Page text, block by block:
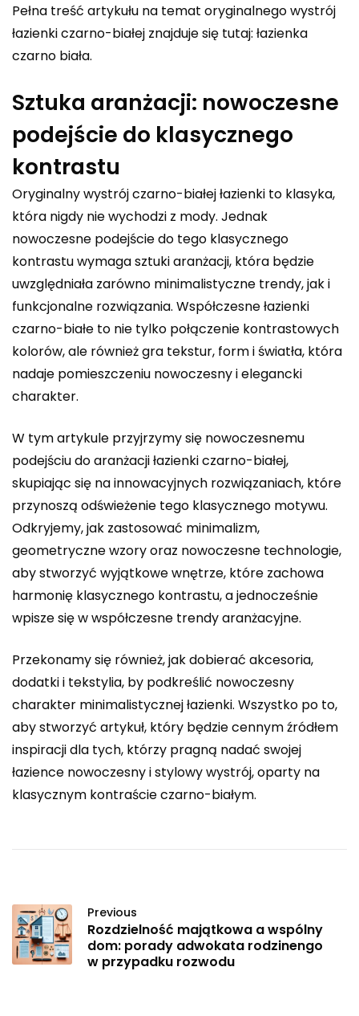
Pełna treść artykułu na temat oryginalnego wystrój
łazienki czarno-białej znajduje się tutaj: łazienka
czarno biała.
Sztuka aranżacji: nowoczesne
podejście do klasycznego
kontrastu
Oryginalny wystrój czarno-białej łazienki to klasyka,
która nigdy nie wychodzi z mody. Jednak
nowoczesne podejście do tego klasycznego
kontrastu wymaga sztuki aranżacji, która będzie
uwzględniała zarówno minimalistyczne trendy, jak i
funkcjonalne rozwiązania. Współczesne łazienki
czarno-białe to nie tylko połączenie kontrastowych
kolorów, ale również gra tekstur, form i światła, która
nadaje pomieszczeniu nowoczesny i elegancki
charakter.
W tym artykule przyjrzymy się nowoczesnemu
podejściu do aranżacji łazienki czarno-białej,
skupiając się na innowacyjnych rozwiązaniach, które
przynoszą odświeżenie tego klasycznego motywu.
Odkryjemy, jak zastosować minimalizm,
geometryczne wzory oraz nowoczesne technologie,
aby stworzyć wyjątkowe wnętrze, które zachowa
harmonię klasycznego kontrastu, a jednocześnie
wpisze się w współczesne trendy aranżacyjne.
Przekonamy się również, jak dobierać akcesoria,
dodatki i tekstylia, by podkreślić nowoczesny
charakter minimalistycznej łazienki. Wszystko po to,
aby stworzyć artykuł, który będzie cennym źródłem
inspiracji dla tych, którzy pragną nadać swojej
łazience nowoczesny i stylowy wystrój, oparty na
klasycznym kontraście czarno-białym.
Previous
Rozdzielność majątkowa a wspólny
dom: porady adwokata rodzinengo
w przypadku rozwodu